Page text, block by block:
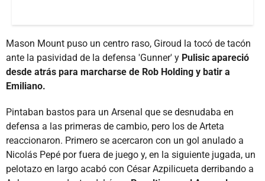
Mason Mount puso un centro raso, Giroud la tocó de tacón
ante la pasividad de la defensa 'Gunner' y Pulisic apareció
desde atrás para marcharse de Rob Holding y batir a
Emiliano.
Pintaban bastos para un Arsenal que se desnudaba en
defensa a las primeras de cambio, pero los de Arteta
reaccionaron. Primero se acercaron con un gol anulado a
Nicolás Pepé por fuera de juego y, en la siguiente jugada, un
pelotazo en largo acabó con César Azpilicueta derribando a